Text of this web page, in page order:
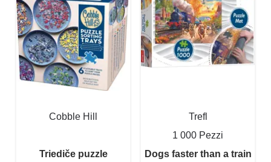
Cobble Hill
Triediče puzzle
Trefl
1 000 Pezzi
Dogs faster than a train